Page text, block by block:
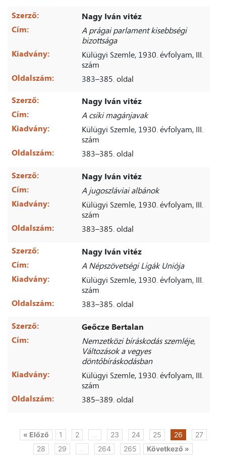
Szerző:
Nagy Iván vitéz
Cím:
A prágai parlament kisebbségi
bizottsága
Kiadvány:
Külügyi Szemle, 1930. évfolyam, III.
szám
Oldalszám:
383–385. oldal
Szerző:
Nagy Iván vitéz
Cím:
A csíki magánjavak
Kiadvány:
Külügyi Szemle, 1930. évfolyam, III.
szám
Oldalszám:
383–385. oldal
Szerző:
Nagy Iván vitéz
Cím:
A jugoszláviai albánok
Kiadvány:
Külügyi Szemle, 1930. évfolyam, III.
szám
Oldalszám:
383–385. oldal
Szerző:
Nagy Iván vitéz
Cím:
A Népszövetségi Ligák Uniója
Kiadvány:
Külügyi Szemle, 1930. évfolyam, III.
szám
Oldalszám:
383–385. oldal
Szerző:
Geőcze Bertalan
Cím:
Nemzetközi bíráskodás szemléje,
Változások a vegyes
döntőbíráskodásban
Kiadvány:
Külügyi Szemle, 1930. évfolyam, III.
szám
Oldalszám:
385–389. oldal
« Előző 1 2 23 24 25 26
27
28
29 264 265 Következő »